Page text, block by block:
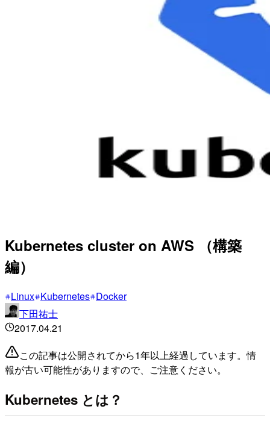
Kubernetes cluster on AWS （構築
編）
Linux Kubernetes Docker
下田祐士
2017.04.21
この記事は公開されてから1年以上経過しています。情
報が古い可能性がありますので、ご注意ください。
Kubernetes とは？